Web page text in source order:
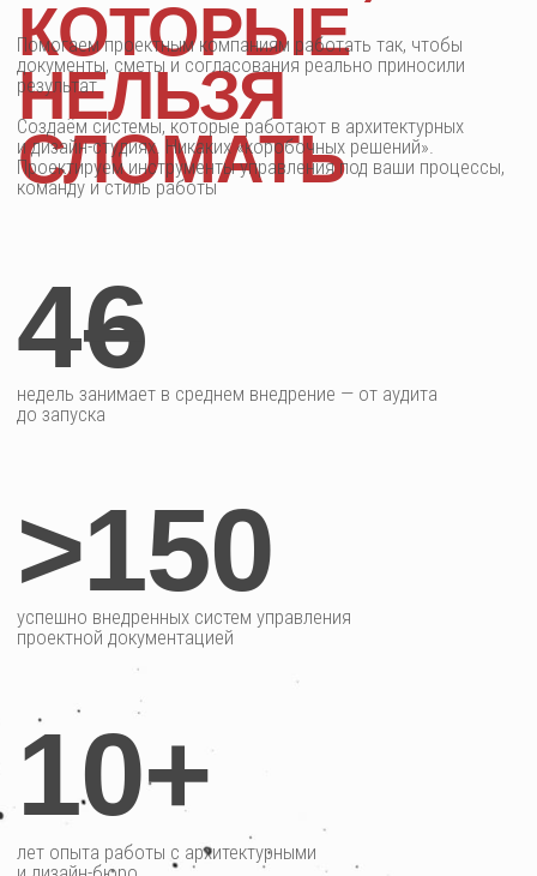
Политика обработки персональных данных
Разработка сайта